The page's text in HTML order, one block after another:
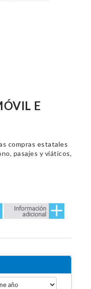
E
compras estatales
pasajes y viáticos,